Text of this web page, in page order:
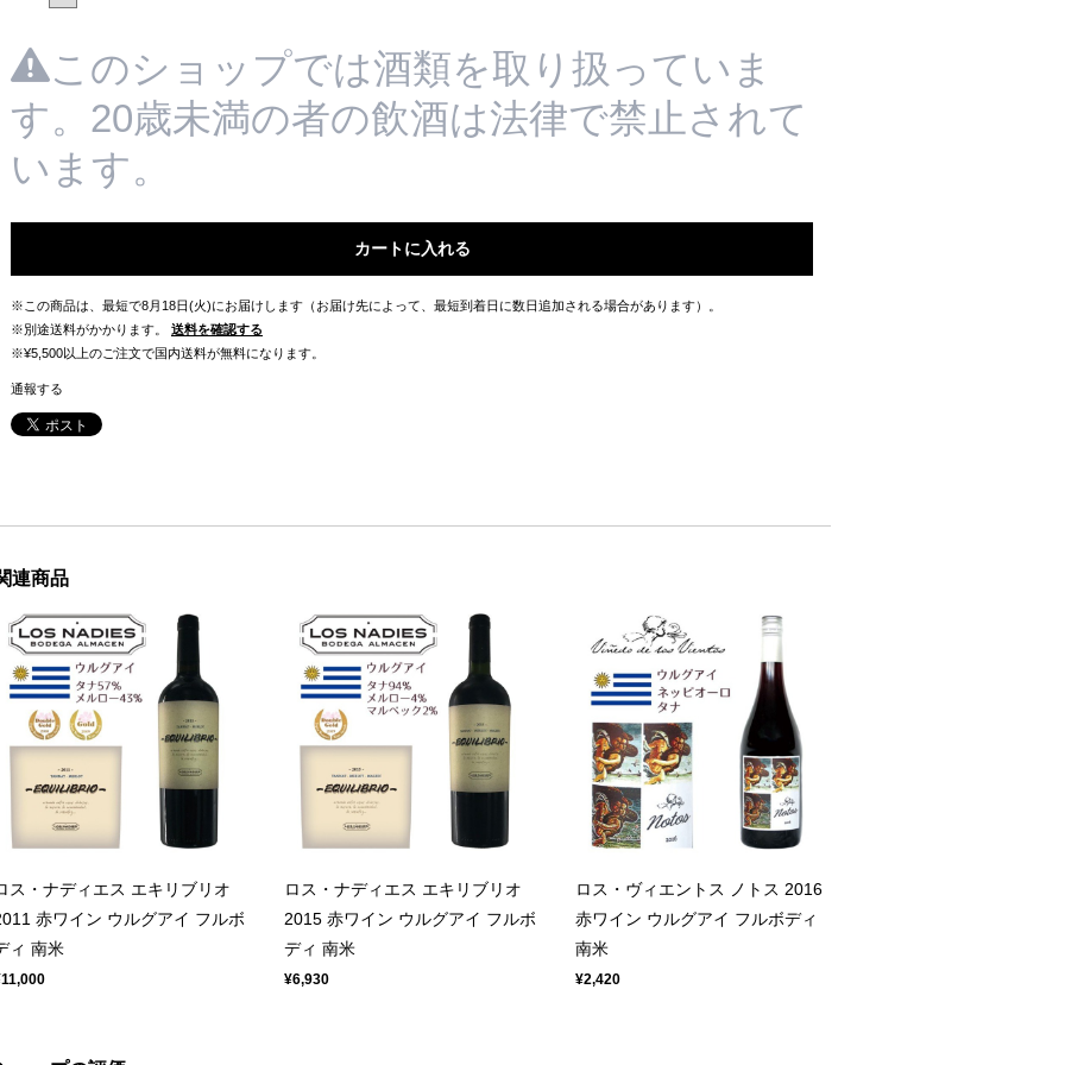
このショップでは酒類を取り扱っていま
す。20歳未満の者の飲酒は法律で禁止されて
います。
カートに入れる
※この商品は、最短で8月18日(火)にお届けします（お届け先によって、最短到着日に数日追加される場合があります）。
※別途送料がかかります。
送料を確認する
※¥5,500以上のご注文で国内送料が無料になります。
通報する
連商品
ス・ナディエス エキリブリオ
赤ワイン ウルグアイ フルボ
ィ 南米
ロス・ナディエス エキリブリオ
2015 赤ワイン ウルグアイ フルボ
ディ 南米
¥6,930
ロス・ヴィエントス ノトス 2016
赤ワイン ウルグアイ フルボディ
南米
¥2,420